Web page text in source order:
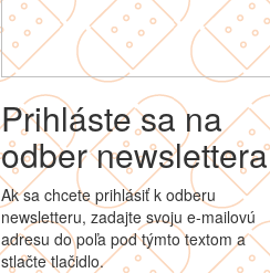
Prihláste sa na
odber newslettera
Ak sa chcete prihlásiť k odberu
newsletteru, zadajte svoju e-mailovú
adresu do poľa pod týmto textom a
stlačte tlačidlo.